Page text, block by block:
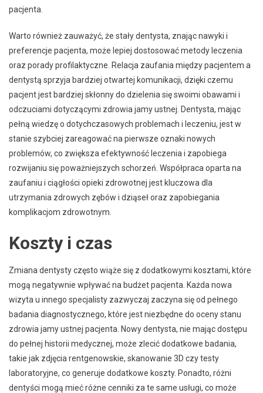
pacjenta.
Warto również zauważyć, że stały dentysta, znając nawyki i
preferencje pacjenta, może lepiej dostosować metody leczenia
oraz porady profilaktyczne. Relacja zaufania między pacjentem a
dentystą sprzyja bardziej otwartej komunikacji, dzięki czemu
pacjent jest bardziej skłonny do dzielenia się swoimi obawami i
odczuciami dotyczącymi zdrowia jamy ustnej. Dentysta, mając
pełną wiedzę o dotychczasowych problemach i leczeniu, jest w
stanie szybciej zareagować na pierwsze oznaki nowych
problemów, co zwiększa efektywność leczenia i zapobiega
rozwijaniu się poważniejszych schorzeń. Współpraca oparta na
zaufaniu i ciągłości opieki zdrowotnej jest kluczowa dla
utrzymania zdrowych zębów i dziąseł oraz zapobiegania
komplikacjom zdrowotnym.
Koszty i czas
Zmiana dentysty często wiąże się z dodatkowymi kosztami, które
mogą negatywnie wpływać na budżet pacjenta. Każda nowa
wizyta u innego specjalisty zazwyczaj zaczyna się od pełnego
badania diagnostycznego, które jest niezbędne do oceny stanu
zdrowia jamy ustnej pacjenta. Nowy dentysta, nie mając dostępu
do pełnej historii medycznej, może zlecić dodatkowe badania,
takie jak zdjęcia rentgenowskie, skanowanie 3D czy testy
laboratoryjne, co generuje dodatkowe koszty. Ponadto, różni
dentyści mogą mieć różne cenniki za te same usługi, co może